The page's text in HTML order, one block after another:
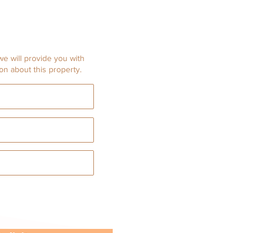
will provide you with
about this property.